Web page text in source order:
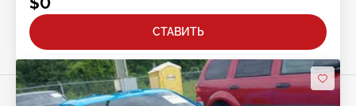
СТАВИТЬ